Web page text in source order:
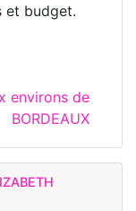
et budget.
environs de
BORDEAUX